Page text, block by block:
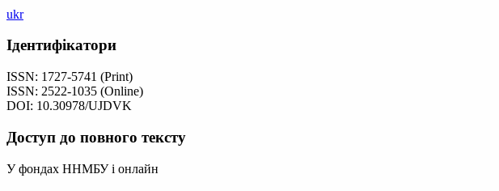
ukr
Ідентифікатори
ISSN: 1727-5741 (Print)
ISSN: 2522-1035 (Online)
DOI: 10.30978/UJDVK
Доступ до повного тексту
У фондах ННМБУ і онлайн